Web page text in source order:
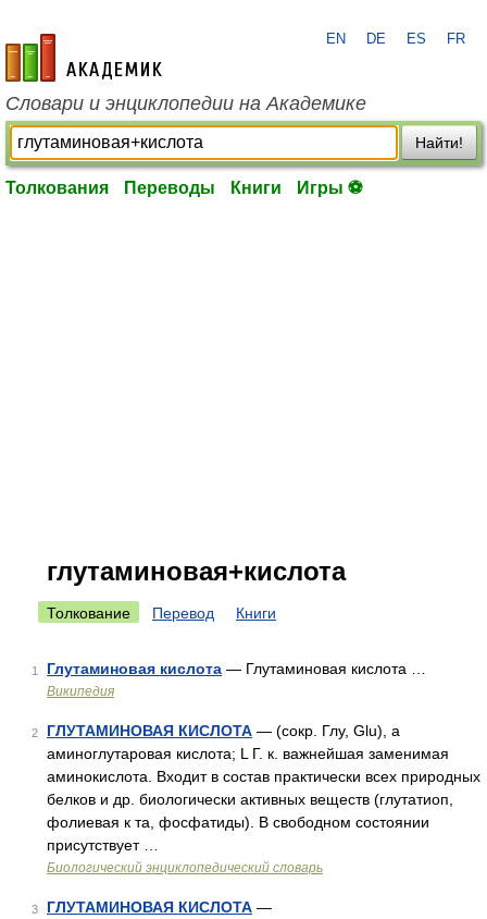
academic.ru
EN DE ES FR
Словари и энциклопедии на Академике
Найти!
Толкования Переводы Книги Игры ⚽
глутаминовая+кислота
Толкование Перевод Книги
1 Глутаминовая кислота — Глутаминовая кислота …
Википедия
2 ГЛУТАМИНОВАЯ КИСЛОТА — (сокр. Глу, Glu), а
аминоглутаровая кислота; L Г. к. важнейшая заменимая
аминокислота. Входит в состав практически всех природных
белков и др. биологически активных веществ (глутатиоп,
фолиевая к та, фосфатиды). В свободном состоянии
присутствует …
Биологический энциклопедический словарь
3 ГЛУТАМИНОВАЯ КИСЛОТА —